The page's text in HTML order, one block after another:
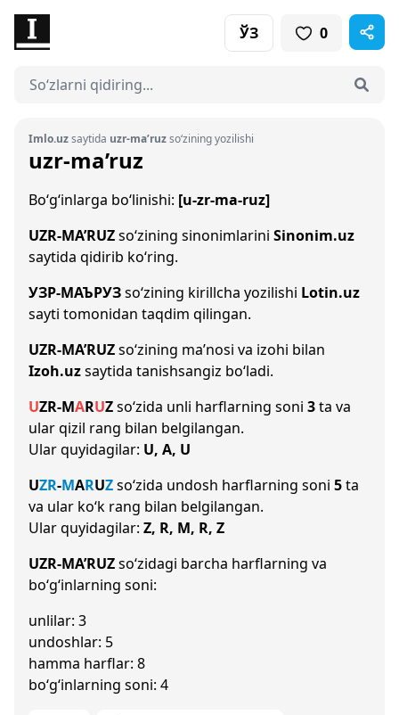
ЎЗ 0
Imlo.uzsaytida uzr-ma’ruzso‘zining yozilishi
uzr-ma’ruz
Bo‘g‘inlarga bo‘linishi: [u-zr-ma-ruz]
UZR-MA’RUZso‘zining sinonimlarini Sinonim.uz
saytida qidirib ko‘ring.
УЗР-МАЪРУЗso‘zining kirillcha yozilishi Lotin.uz
sayti tomonidan taqdim qilingan.
UZR-MA’RUZso‘zining ma’nosi va izohi bilan
Izoh.uzsaytida tanishsangiz bo‘ladi.
UZR-MARUZso‘zida unli harflarning soni 3ta va
ular qizil rang bilan belgilangan.
Ular quyidagilar: U, A, U
UZR-MARUZso‘zida undosh harflarning soni 5ta
va ular ko‘k rang bilan belgilangan.
Ular quyidagilar: Z, R, M, R, Z
UZR-MA’RUZso‘zidagi barcha harflarning va
bo‘g‘inlarning soni:
unlilar: 3
undoshlar: 5
hamma harflar: 8
bo‘g‘inlarning soni: 4